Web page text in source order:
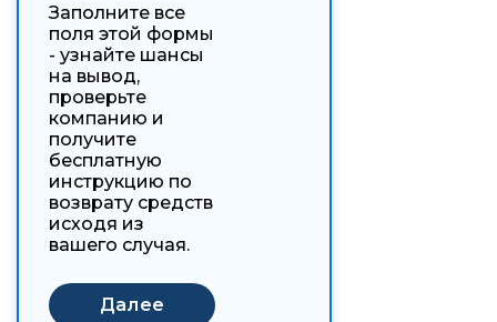
Заполните все
поля этой формы
- узнайте шансы
на вывод,
проверьте
компанию и
получите
бесплатную
инструкцию по
возврату средств
исходя из
вашего случая.